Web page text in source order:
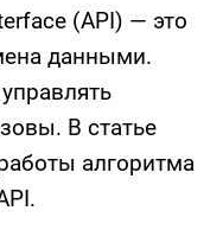
(API) — это
данными.
В статье
алгоритма